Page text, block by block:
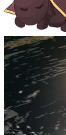
Entrar
Buscar
Trabalhos
Comentários
Download
Random